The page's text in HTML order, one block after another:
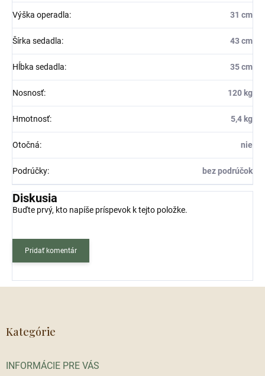
Výška operadla: 31 cm
Šírka sedadla: 43 cm
Hĺbka sedadla: 35 cm
Nosnosť: 120 kg
Hmotnosť: 5,4 kg
Otočná: nie
Podrúčky: bez podrúčok
Diskusia
Buďte prvý, kto napíše príspevok k tejto položke.
Pridať komentár
Kategórie
INFORMÁCIE PRE VÁS